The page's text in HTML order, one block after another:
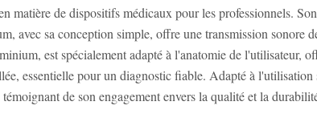
matière de dispositifs médicaux pour les professionnels.
avec sa conception simple, offre une transmission sonore
est spécialement adapté à l'anatomie de l'utilisateur,
essentielle pour un diagnostic fiable. Adapté à
de son engagement envers la qualité et la